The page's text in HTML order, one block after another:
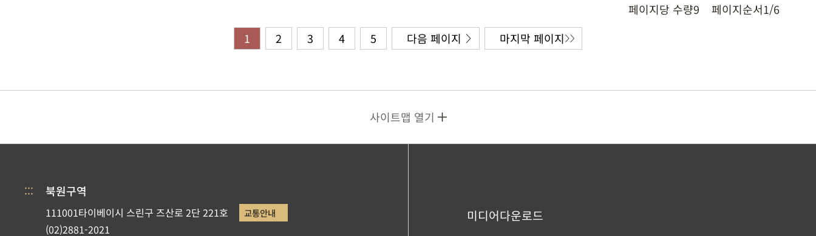
페이지당 수량9 페이지순서1/6
1
2 3 4 5 다음 페이지 마지막 페이지
사이트맵 열기
::: 북원구역
111001타이베이시 스린구 즈산로 2단 221호 교통안내
(02)2881-2021
미디어다운로드